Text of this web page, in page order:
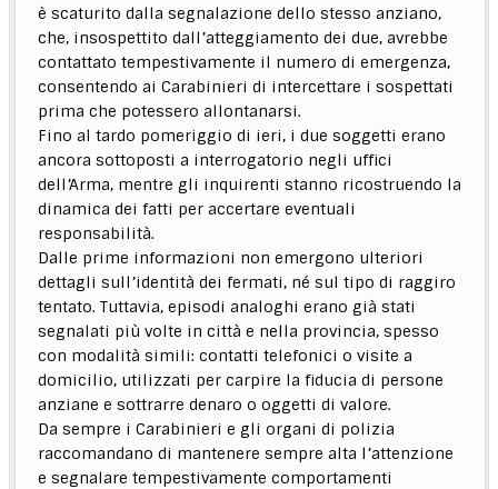
è scaturito dalla segnalazione dello stesso anziano,
che, insospettito dall’atteggiamento dei due, avrebbe
contattato tempestivamente il numero di emergenza,
consentendo ai Carabinieri di intercettare i sospettati
prima che potessero allontanarsi.
Fino al tardo pomeriggio di ieri, i due soggetti erano
ancora sottoposti a interrogatorio negli uffici
dell’Arma, mentre gli inquirenti stanno ricostruendo la
dinamica dei fatti per accertare eventuali
responsabilità.
Dalle prime informazioni non emergono ulteriori
dettagli sull’identità dei fermati, né sul tipo di raggiro
tentato. Tuttavia, episodi analoghi erano già stati
segnalati più volte in città e nella provincia, spesso
con modalità simili: contatti telefonici o visite a
domicilio, utilizzati per carpire la fiducia di persone
anziane e sottrarre denaro o oggetti di valore.
Da sempre i Carabinieri e gli organi di polizia
raccomandano di mantenere sempre alta l’attenzione
e segnalare tempestivamente comportamenti